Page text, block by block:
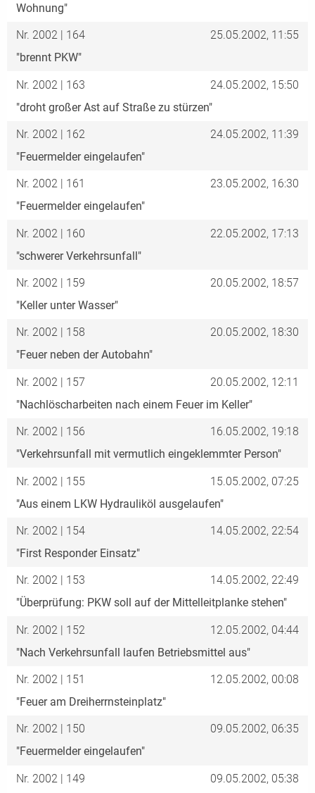
Wohnung"
Nr. 2002 | 164
"brennt PKW"
25.05.2002, 11:55
Nr. 2002 | 163
"droht großer Ast auf Straße zu stürzen"
24.05.2002, 15:50
Nr. 2002 | 162
"Feuermelder eingelaufen"
24.05.2002, 11:39
Nr. 2002 | 161
"Feuermelder eingelaufen"
23.05.2002, 16:30
Nr. 2002 | 160
"schwerer Verkehrsunfall"
22.05.2002, 17:13
Nr. 2002 | 159
"Keller unter Wasser"
20.05.2002, 18:57
Nr. 2002 | 158
"Feuer neben der Autobahn"
20.05.2002, 18:30
Nr. 2002 | 157
"Nachlöscharbeiten nach einem Feuer im Keller"
20.05.2002, 12:11
Nr. 2002 | 156
"Verkehrsunfall mit vermutlich eingeklemmter Person"
16.05.2002, 19:18
Nr. 2002 | 155
"Aus einem LKW Hydrauliköl ausgelaufen"
15.05.2002, 07:25
Nr. 2002 | 154
"First Responder Einsatz"
14.05.2002, 22:54
Nr. 2002 | 153
"Überprüfung: PKW soll auf der Mittelleitplanke stehen"
14.05.2002, 22:49
Nr. 2002 | 152
"Nach Verkehrsunfall laufen Betriebsmittel aus"
12.05.2002, 04:44
Nr. 2002 | 151
"Feuer am Dreiherrnsteinplatz"
12.05.2002, 00:08
Nr. 2002 | 150
"Feuermelder eingelaufen"
09.05.2002, 06:35
Nr. 2002 | 149
09.05.2002, 05:38